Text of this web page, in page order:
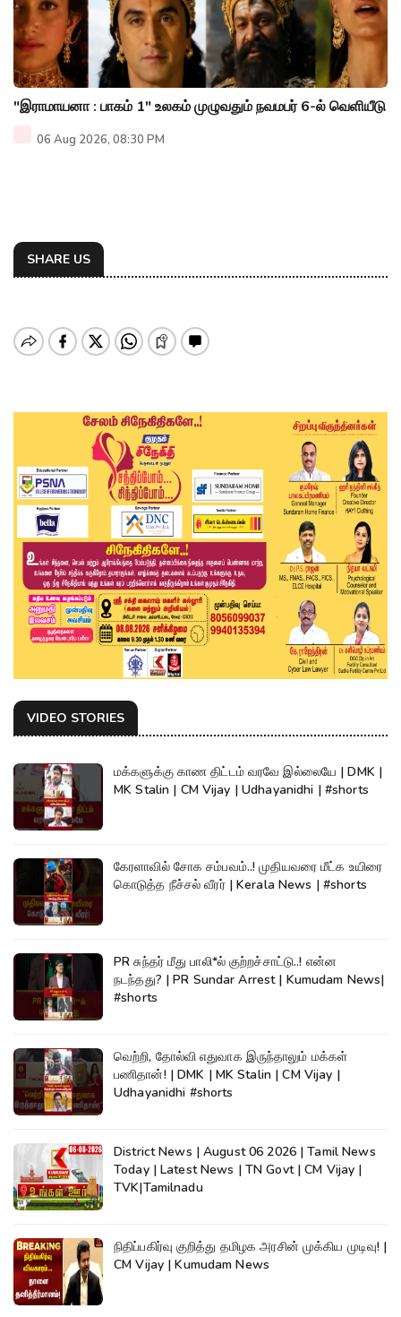
"இராமாயனா : பாகம் 1" உலகம் முழுவதும் நவமபர் 6-ல் வெளியீடு
06 Aug 2026, 08:30 PM
SHARE US
VIDEO STORIES
மக்களுக்கு காண திட்டம் வரவே இல்லையே | DMK |
MK Stalin | CM Vijay | Udhayanidhi | #shorts
கேரளாவில் சோக சம்பவம்..! முதியவரை மீட்க உயிரை
கொடுத்த நீச்சல் வீரர் | Kerala News | #shorts
PR சுந்தர் மீது பாலி*ல் குற்றச்சாட்டு..! என்ன
நடந்தது? | PR Sundar Arrest | Kumudam News|
#shorts
வெற்றி, தோல்வி எதுவாக இருந்தாலும் மக்கள்
பணிதான்! | DMK | MK Stalin | CM Vijay |
Udhayanidhi #shorts
District News | August 06 2026 | Tamil News
Today | Latest News | TN Govt | CM Vijay |
TVK|Tamilnadu
நிதிப்பகிர்வு குறித்து தமிழக அரசின் முக்கிய முடிவு! |
CM Vijay | Kumudam News